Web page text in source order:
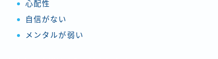
心配性
自信がない
メンタルが弱い